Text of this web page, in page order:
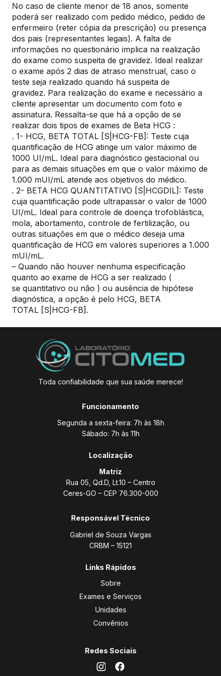
No caso de cliente menor de 18 anos, somente
poderá ser realizado com pedido médico, pedido de
enfermeiro (reter cópia da prescrição) ou presença
dos pais (representantes legais). A falta de
informações no questionário implica na realização
do exame como suspeita de gravidez. Ideal realizar
o exame após 2 dias de atraso menstrual, caso o
teste seja realizado quando há suspeita de
gravidez. Para realização do exame e necessário a
cliente apresentar um documento com foto e
assinatura. Ressalta-se que há a opção de se
realizar dois tipos de exames de Beta HCG :
. 1- HCG, BETA TOTAL [S|HCG-FB]: Teste cuja
quantificação de HCG atinge um valor máximo de
1000 UI/mL. Ideal para diagnóstico gestacional ou
para as demais situações em que o valor máximo de
1.000 mUI/mL atende aos objetivos do médico.
. 2- BETA HCG QUANTITATIVO [S|HCGDIL]: Teste
cuja quantificação pode ultrapassar o valor de 1000
UI/mL. Ideal para controle de doença trofoblástica,
mola, abortamento, controle de fertilização, ou
outras situações em que o médico deseja uma
quantificação de HCG em valores superiores a 1.000
mUI/mL.
– Quando não houver nenhuma especificação
quanto ao exame de HCG a ser realizado (
se quantitativo ou não ) ou ausência de hipótese
diagnóstica, a opção é pelo HCG, BETA
TOTAL [S|HCG-FB].
Toda confiabilidade que sua saúde merece!
Funcionamento
Segunda a sexta-feira: 7h às 18h
Sábado: 7h às 11h
Localização
Matriz
Rua 05, Qd.D, Lt.10 – Centro
Ceres-GO – CEP 76.300-000
Responsável Técnico
Gabriel de Souza Vargas
CRBM – 15121
Links Rápidos
Sobre
Exames e Serviços
Unidades
Convênios
Redes Sociais